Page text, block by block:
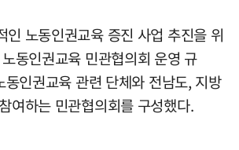
인 노동인권교육 증진 사업 추진을 위
동인권교육 민관협의회 운영 규
인권교육 관련 단체와 전남도, 지방
여하는 민관협의회를 구성했다.